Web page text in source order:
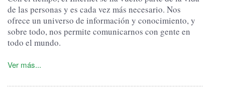
de las personas y es cada vez más necesario. Nos
ofrece un universo de información y conocimiento, y
sobre todo, nos permite comunicarnos con gente en
todo el mundo.
Ver más...